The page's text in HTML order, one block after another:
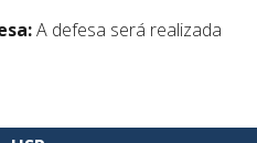
A defesa será realizada